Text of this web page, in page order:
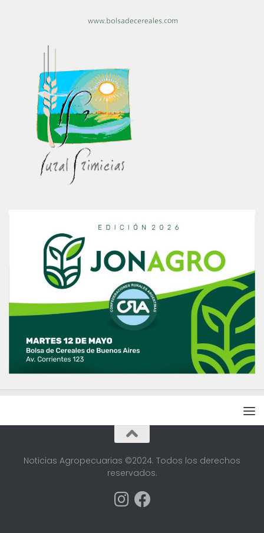
Noticias Agropecuarias ©2024. Todos los derechos
reservados.